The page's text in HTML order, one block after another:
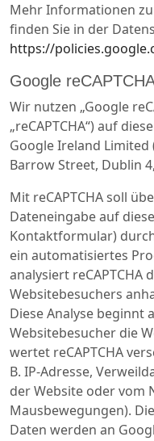
Mehr Informationen
finden Sie in der
https://
Google
Wir nutzen „Google
„reCAPTCHA“) auf
Google Ireland Limited
Barrow Street, Dublin
Mit reCAPTCHA soll
Dateneingabe auf
Kontaktformular)
ein automatisiertes
analysiert reCAPTCHA
Websitebesuchers
Diese Analyse beginnt
Websitebesucher die
wertet reCAPTCHA
B. IP-Adresse,
der Website oder vom
Mausbewegungen).
Daten werden an